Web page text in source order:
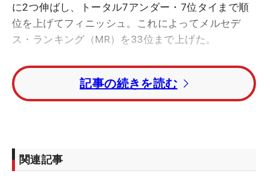
に2つ伸ばし、トータル7アンダー・7位タイまで順
位を上げてフィニッシュ。これによってメルセデ
ス・ランキング（MR）を33位まで上げた。
“最年少女王”戴冠で笑顔の山下美夢有【写真】
ただラウンド後の表情は悔しさであふれていた。開
対しては、「めっちゃくちゃ悔しいです！」と語気
を強めた。「勝負をかけていたので悔しい。一打が
記事の続きを読む
関連記事